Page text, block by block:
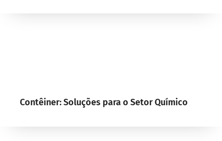
Contêiner: Soluções para o Setor Químico